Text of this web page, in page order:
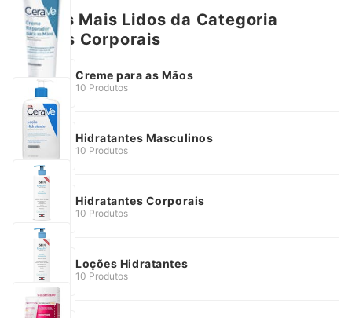
Artigos Mais Lidos da Categoria
Cremes Corporais
Creme para as Mãos
10 Produtos
Hidratantes Masculinos
10 Produtos
Hidratantes Corporais
10 Produtos
Loções Hidratantes
10 Produtos